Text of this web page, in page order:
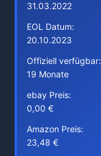
31.03.2022
EOL Datum:
20.10.2023
Offiziell verfügbar:
19 Monate
ebay Preis:
0,00 €
Amazon Preis:
23,48 €